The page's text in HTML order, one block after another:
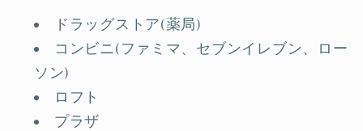
ドラッグストア(薬局)
コンビニ(ファミマ、セブンイレブン、ロー
ソン)
ロフト
プラザ